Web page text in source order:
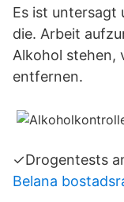
Es ist untersagt
die. Arbeit
Alkohol stehen,
entfernen.
✓Drogentests
Belana